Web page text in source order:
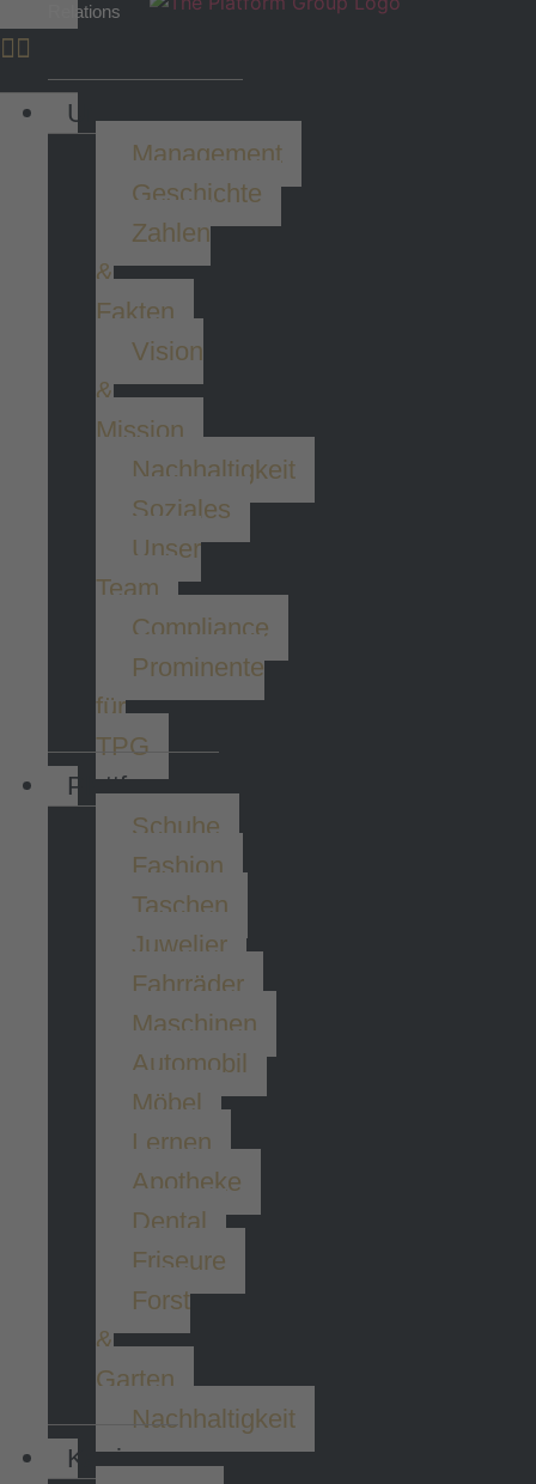
Relations
Unternehmen
Management
Geschichte
Zahlen
&
Fakten
Vision
&
Mission
Nachhaltigkeit
Soziales
Unser
Team
Compliance
Prominente
für
TPG
Plattformen
Schuhe
Fashion
Taschen
Juwelier
Fahrräder
Maschinen
Automobil
Möbel
Lernen
Apotheke
Dental
Friseure
Forst
&
Garten
Nachhaltigkeit
Karriere